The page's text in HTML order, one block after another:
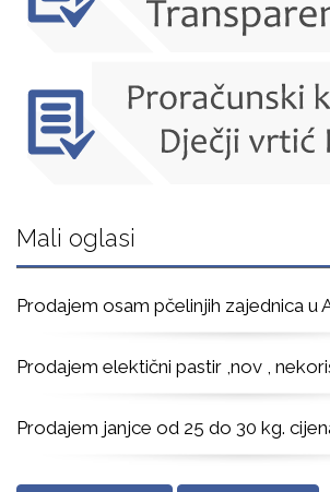
Mali oglasi
Prodajem osam pčelinjih zajednica u
Prodajem elektični pastir ,nov ,
Prodajem janjce od 25 do 30 kg.